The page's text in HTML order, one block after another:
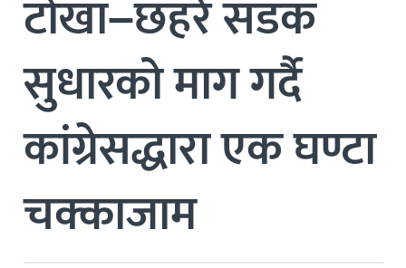
टोखा–छहरे सडक
सुधारको माग गर्दै
कांग्रेसद्धारा एक घण्टा
चक्काजाम